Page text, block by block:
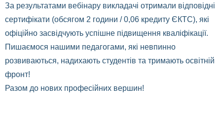
За результатами вебінару викладачі отримали відповідні
сертифікати (обсягом 2 години / 0,06 кредиту ЄКТС), які
офіційно засвідчують успішне підвищення кваліфікації.
Пишаємося нашими педагогами, які невпинно
розвиваються, надихають студентів та тримають освітній
фронт!
Разом до нових професійних вершин!